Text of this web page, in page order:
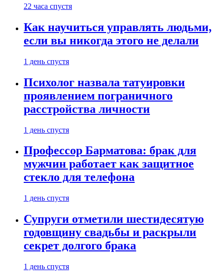
22 часа спустя
Как научиться управлять людьми,
если вы никогда этого не делали
1 день спустя
Психолог назвала татуировки
проявлением пограничного
расстройства личности
1 день спустя
Профессор Барматова: брак для
мужчин работает как защитное
стекло для телефона
1 день спустя
Супруги отметили шестидесятую
годовщину свадьбы и раскрыли
секрет долгого брака
1 день спустя